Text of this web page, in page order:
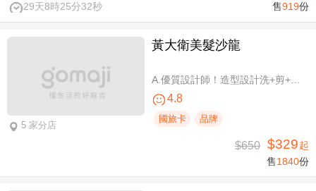
29天8時25分31秒 售919份
5 家分店
黃大衛美髮沙龍
4.8
國旅卡 品牌
$650 $329起
售1840份